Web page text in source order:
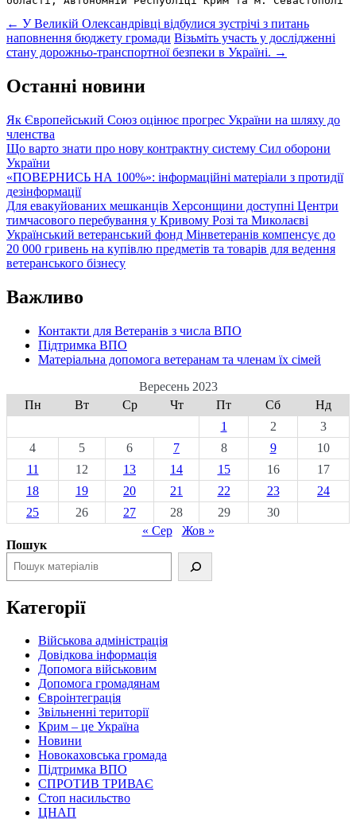
Post
navigation
← У Великій Олександрівці відбулися зустрічі з питань
наповнення бюджету громади Візьміть участь у дослідженні
стану дорожньо-транспортної безпеки в Україні. →
Останні новини
Як Європейський Союз оцінює прогрес України на шляху до
членства
Що варто знати про нову контрактну систему Сил оборони
України
«ПОВЕРНИСЬ НА 100%»: інформаційні матеріали з протидії
дезінформації
Для евакуйованих мешканців Херсонщини доступні Центри
тимчасового перебування у Кривому Розі та Миколаєві
Український ветеранський фонд Мінветеранів компенсує до
20 000 гривень на купівлю предметів та товарів для ведення
ветеранського бізнесу
Важливо
Контакти для Ветеранів з числа ВПО
Підтримка ВПО
Матеріальна допомога ветеранам та членам їх сімей
Вересень 2023
Пн
Вт Ср Чт Пт Сб
Нд
1
2
3
4
5 6 7 8 9
10
11
12 13 14 15 16
17
18
19 20 21 22 23
24
25
26 27 28 29
30
« Сер
Жов »
Пошук
Категорії
Військова адміністрація
Довідкова інформація
Допомога військовим
Допомога громадянам
Євроінтеграція
Звільненні території
Крим – це Україна
Новини
Новокаховська громада
Підтримка ВПО
СПРОТИВ ТРИВАЄ
Стоп насильство
ЦНАП